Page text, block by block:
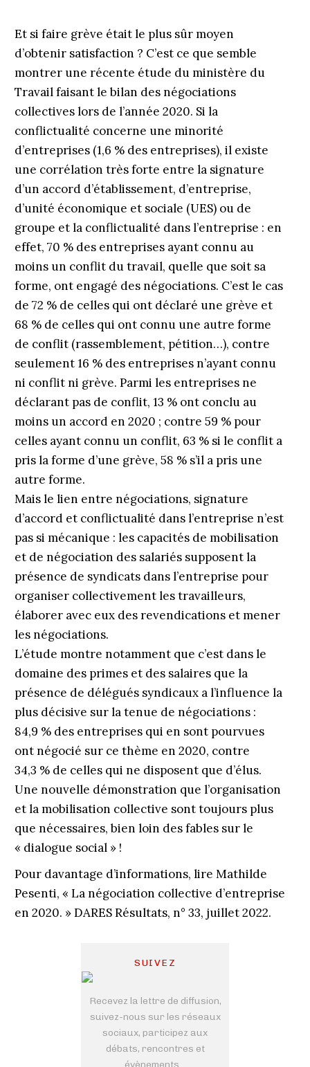
Et si faire grève était le plus sûr moyen
d’obtenir satisfaction ? C’est ce que semble
montrer une récente étude du ministère du
Travail faisant le bilan des négociations
collectives lors de l’année 2020. Si la
conflictualité concerne une minorité
d’entreprises (1,6 % des entreprises), il existe
une corrélation très forte entre la signature
d’un accord d’établissement, d’entreprise,
d’unité économique et sociale (UES) ou de
groupe et la conflictualité dans l’entreprise : en
effet, 70 % des entreprises ayant connu au
moins un conflit du travail, quelle que soit sa
forme, ont engagé des négociations. C’est le cas
de 72 % de celles qui ont déclaré une grève et
68 % de celles qui ont connu une autre forme
de conflit (rassemblement, pétition…), contre
seulement 16 % des entreprises n’ayant connu
ni conflit ni grève. Parmi les entreprises ne
déclarant pas de conflit, 13 % ont conclu au
moins un accord en 2020 ; contre 59 % pour
celles ayant connu un conflit, 63 % si le conflit a
pris la forme d’une grève, 58 % s’il a pris une
autre forme.
Mais le lien entre négociations, signature
d’accord et conflictualité dans l’entreprise n’est
pas si mécanique : les capacités de mobilisation
et de négociation des salariés supposent la
présence de syndicats dans l’entreprise pour
organiser collectivement les travailleurs,
élaborer avec eux des revendications et mener
les négociations.
L’étude montre notamment que c’est dans le
domaine des primes et des salaires que la
présence de délégués syndicaux a l’influence la
plus décisive sur la tenue de négociations :
84,9 % des entreprises qui en sont pourvues
ont négocié sur ce thème en 2020, contre
34,3 % de celles qui ne disposent que d’élus.
Une nouvelle démonstration que l’organisation
et la mobilisation collective sont toujours plus
que nécessaires, bien loin des fables sur le
« dialogue social » !
Pour davantage d’informations, lire Mathilde
Pesenti, « La négociation collective d’entreprise
en 2020. » DARES Résultats, n° 33, juillet 2022.
SUIVEZ
Recevez la lettre de diffusion,
suivez-nous sur les réseaux
sociaux, participez aux
débats, rencontres et